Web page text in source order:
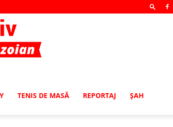
TENIS DE MASĂ REPORTAJ ŞAH